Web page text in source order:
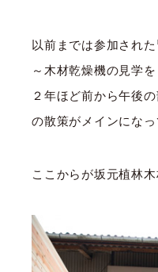
以前までは参加され
～木材乾燥機の見学
２年ほど前から午後
の散策がメインになっ
ここからが坂元植林木